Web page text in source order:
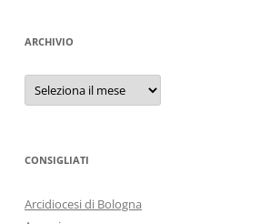
ARCHIVIO
Archivio
CONSIGLIATI
Arcidiocesi di Bologna